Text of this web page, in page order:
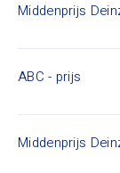
Middenprijs
ABC - prijs
Middenprijs